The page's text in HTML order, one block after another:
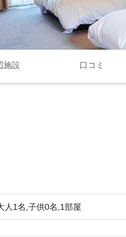
施設 口コミ
人1名,子供0名,1部屋